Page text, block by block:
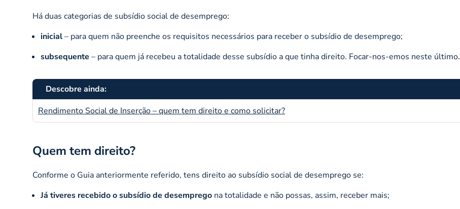
Há duas categorias de subsídio social de desemprego:
inicial– para quem não preenche os requisitos necessários para receber o subsídio de desemprego;
subsequente – para quem já recebeu a totalidade desse subsídio a que tinha direito. Focar-nos-emos neste último.
Descobre ainda:
Rendimento Social de Inserção – quem tem direito e como solicitar?
Quem tem direito?
Conforme o Guia anteriormente referido, tens direito ao subsídio social de desemprego se:
Já tiveres recebido o subsídio de desemprego na totalidade e não possas, assim, receber mais;